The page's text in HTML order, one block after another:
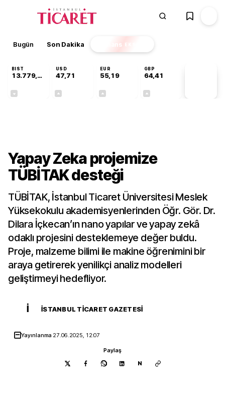
Bugün Son Dakika Finans EKSTRA
BIST
13.779,39
USD
47,71
EUR
55,19
GBP
64,41
Yapay Zeka projemize
TÜBİTAK desteği
TÜBİTAK, İstanbul Ticaret Üniversitesi Meslek
Yüksekokulu akademisyenlerinden Öğr. Gör. Dr.
Dilara İçkecan’ın nano yapılar ve yapay zekâ
odaklı projesini desteklemeye değer buldu.
Proje, malzeme bilimi ile makine öğrenimini bir
araya getirerek yenilikçi analiz modelleri
geliştirmeyi hedefliyor.
İ İSTANBUL TICARET GAZETESI
Yayınlanma 27.06.2025, 12:07
Paylaş
N